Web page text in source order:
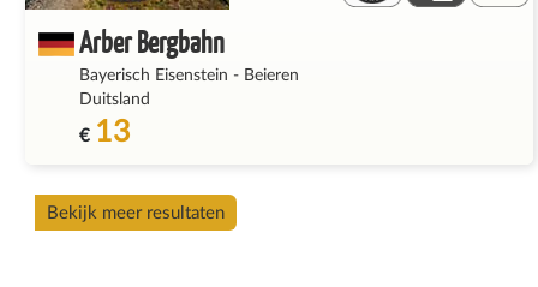
Arber Bergbahn
Bayerisch Eisenstein - Beieren
Duitsland
€ 13
Bekijk meer resultaten